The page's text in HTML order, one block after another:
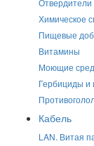
Отвердители
Химическое
Пищевые
Витамины
Моющие
Гербициды и
Кабель
LAN. Витая